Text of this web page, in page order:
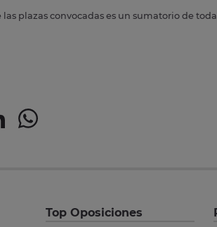
plazas convocadas es un sumatorio de
Top Oposiciones